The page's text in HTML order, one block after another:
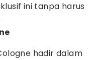
ini tanpa harus
hadir dalam